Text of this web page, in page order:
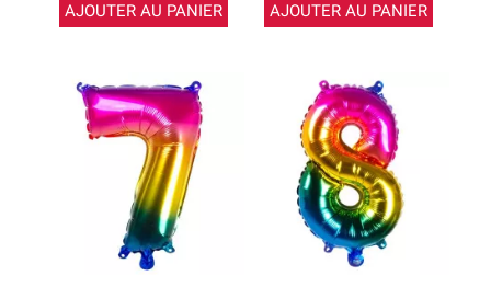
AJOUTER AU PANIER AJOUTER AU PANIER